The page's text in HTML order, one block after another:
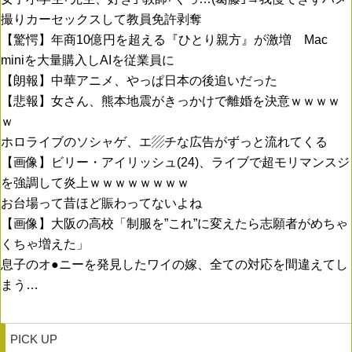
撮りカーセックスして教員免許剥奪
【驚愕】年商10億円を超える『ひとり親方』が激増 Mac
miniを大量購入しAIを従業員に
【朗報】中華アニメ、やっぱ日本の後追いだった
【悲報】女さん、熊本地震がきっかけで離婚を決意ｗｗｗｗ
ｗ
ホロライブのソシャゲ、エ▨チな広告がずっと流れてくる
【画像】ビリー・アイリッシュ(24)、ライブで超モリマンスジ
を強調して炎上ｗｗｗｗｗｗｗｗ
お台場って昔ほど賑わってないよね
【画像】大阪の高校「制服を”これ”に変えたら志願者がめちゃ
くちゃ増えた」
息子のオ●ニーを発見したワイの嫁、全ての対応を間違えてし
まう…
PICK UP